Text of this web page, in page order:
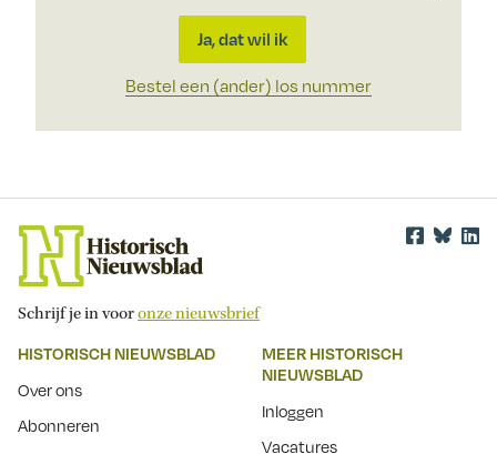
Ja, dat wil ik
Bestel een (ander) los nummer
Schrijf je in vooronze nieuwsbrief
HISTORISCH NIEUWSBLAD
Over ons
Abonneren
MEER HISTORISCH
NIEUWSBLAD
Inloggen
Vacatures